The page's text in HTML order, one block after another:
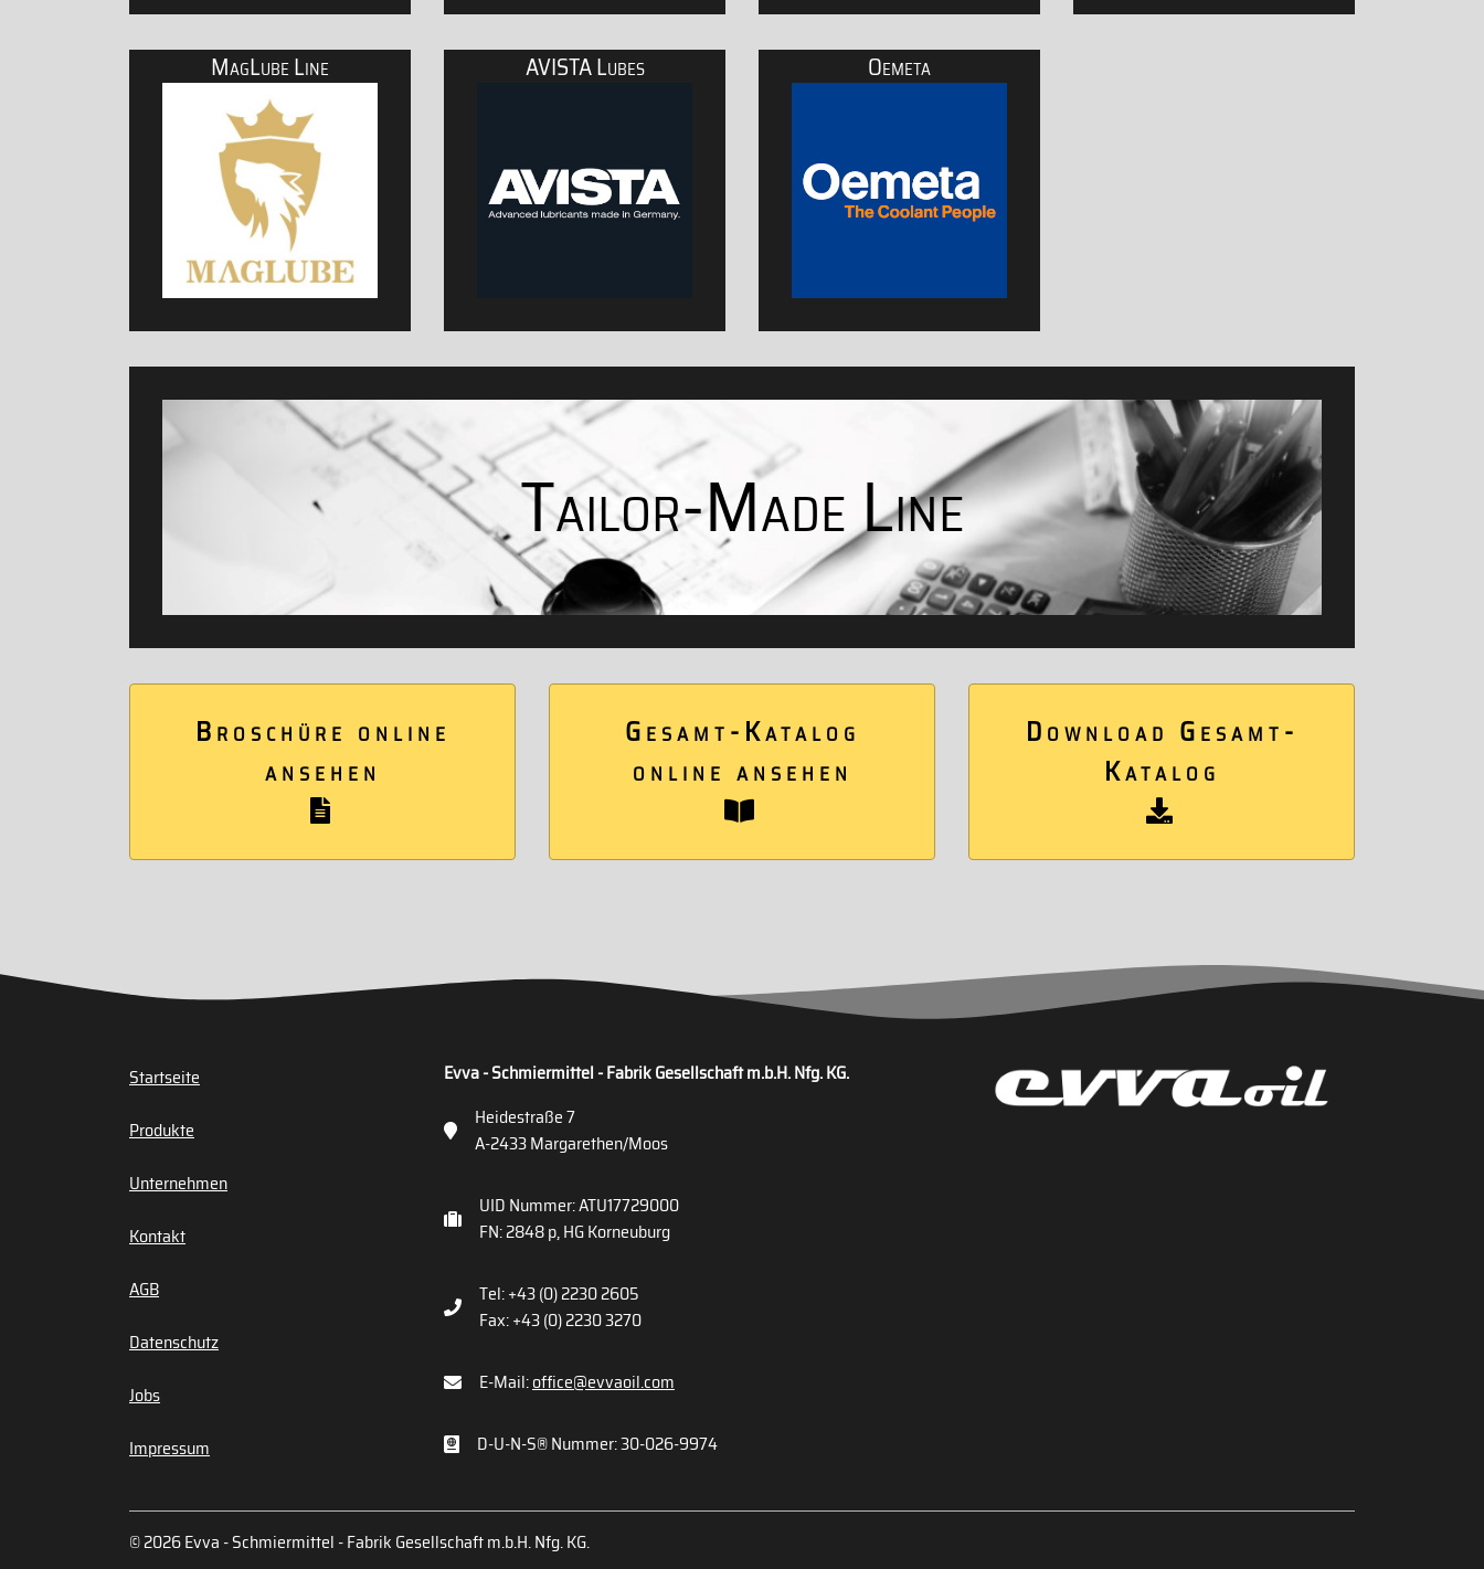
Öle, Pasten und weitere Produkte aus der SpraydoseKühlschmierstoffe, Metallbearbeitungsöle Motoröle für Klassiker, Old- und Youngtimer
MagLube Line
OEM-Freigegebene Motorenöle für PKW
AVISTA Lubes
Offizieller Partner von AVISTA: Hochwertige Schmierstoffe - Made In Germany
Oemeta
Offizieller Partner von Oemeta: The Coolant People. Ihr Experte & Partner für Kühlschmierstoffe
Tailor-Made Line
Broschüre online
ansehen
Gesamt-Katalog
online ansehen
Download Gesamt-
Katalog
Startseite
Produkte
Unternehmen
Kontakt
AGB
Datenschutz
Jobs
Impressum
Evva - Schmiermittel - Fabrik Gesellschaft m.b.H. Nfg. KG.
Heidestraße 7
A-2433 Margarethen/Moos
UID Nummer: ATU17729000
FN: 2848 p, HG Korneuburg
Tel: +43 (0) 2230 2605
Fax: +43 (0) 2230 3270
E-Mail:office@evvaoil.com
D-U-N-S® Nummer: 30-026-9974
© 2026 Evva - Schmiermittel - Fabrik Gesellschaft m.b.H. Nfg. KG.